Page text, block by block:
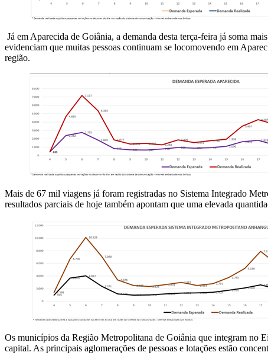
Já em Aparecida de Goiânia, a demanda desta terça-feira já soma
evidenciam que muitas pessoas continuam se locomovendo em
região.
Mais de 67 mil viagens já foram registradas no Sistema Integrado
resultados parciais de hoje também apontam que uma elevada
Os municípios da Região Metropolitana de Goiânia que integram no
capital. As principais aglomerações de pessoas e lotações estão